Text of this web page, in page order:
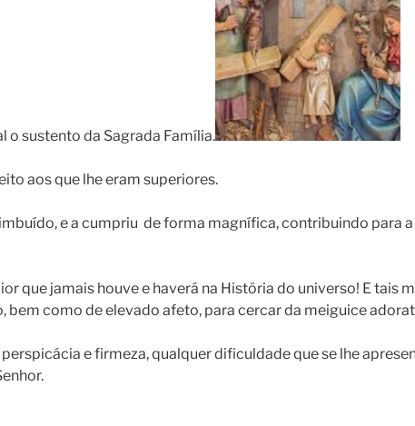
o sustento da Sagrada Família.
aos que lhe eram superiores.
e a cumpriu de forma magnífica, contribuindo para
que jamais houve e haverá na História do universo! E tais
como de elevado afeto, para cercar da meiguice
e firmeza, qualquer dificuldade que se lhe